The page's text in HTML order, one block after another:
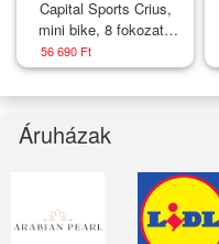
Capital Sports Crius,
mini bike, 8 fokozatú
ellenállás, az irodába
vagy otthonra,
edzőkomputer
56 690 Ft
Áruházak